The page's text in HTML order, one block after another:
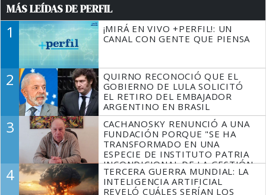
MÁS LEÍDAS DE PERFIL
1
¡MIRÁ EN VIVO +PERFIL!: UN
CANAL CON GENTE QUE PIENSA
2
QUIRNO RECONOCIÓ QUE EL
GOBIERNO DE LULA SOLICITÓ
EL RETIRO DEL EMBAJADOR
ARGENTINO EN BRASIL
3
CACHANOSKY RENUNCIÓ A UNA
FUNDACIÓN PORQUE "SE HA
TRANSFORMADO EN UNA
ESPECIE DE INSTITUTO PATRIA
INCONDICIONAL DE LA GESTIÓN
DE MILEI"
4
TERCERA GUERRA MUNDIAL: LA
INTELIGENCIA ARTIFICIAL
REVELÓ CUÁLES SERÍAN LOS